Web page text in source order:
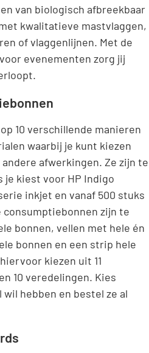
van biologisch afbreekbaar
kwalitatieve mastvlaggen,
of vlaggenlijnen. Met de
evenementen zorg jij
10 verschillende manieren
waarbij je kunt kiezen
afwerkingen. Ze zijn te
je kiest voor HP Indigo
inkjet en vanaf 500 stuks
zijn te
bonnen, vellen met hele én
bonnen en een strip hele
kiezen uit 11
10 veredelingen. Kies
wil hebben en bestel ze al